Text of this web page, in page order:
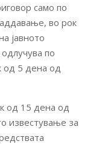
само по
во рок
јавното
по
од 5 дена од
од 15 дена од
известување за